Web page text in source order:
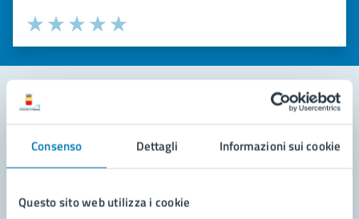
Consenso Dettagli Informazioni sui cookie
Questo sito web utilizza i cookie
Valuta la chiarezza delle informazioni (da 1 a 5 stelle)
Seleziona il numero di stelle per valutare la chiarezza delle
Valuta 5 stelle su 5
Valuta 4 stelle su 5
Valuta 3 stelle su 5
Valuta 2 stelle su 5
Valuta 1 stelle su 5
Leggi le domande frequenti
Richiedi assistenza